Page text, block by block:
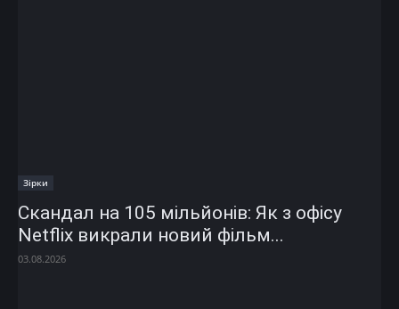
Зірки
Скандал на 105 мільйонів: Як з офісу
Netflix викрали новий фільм...
03.08.2026